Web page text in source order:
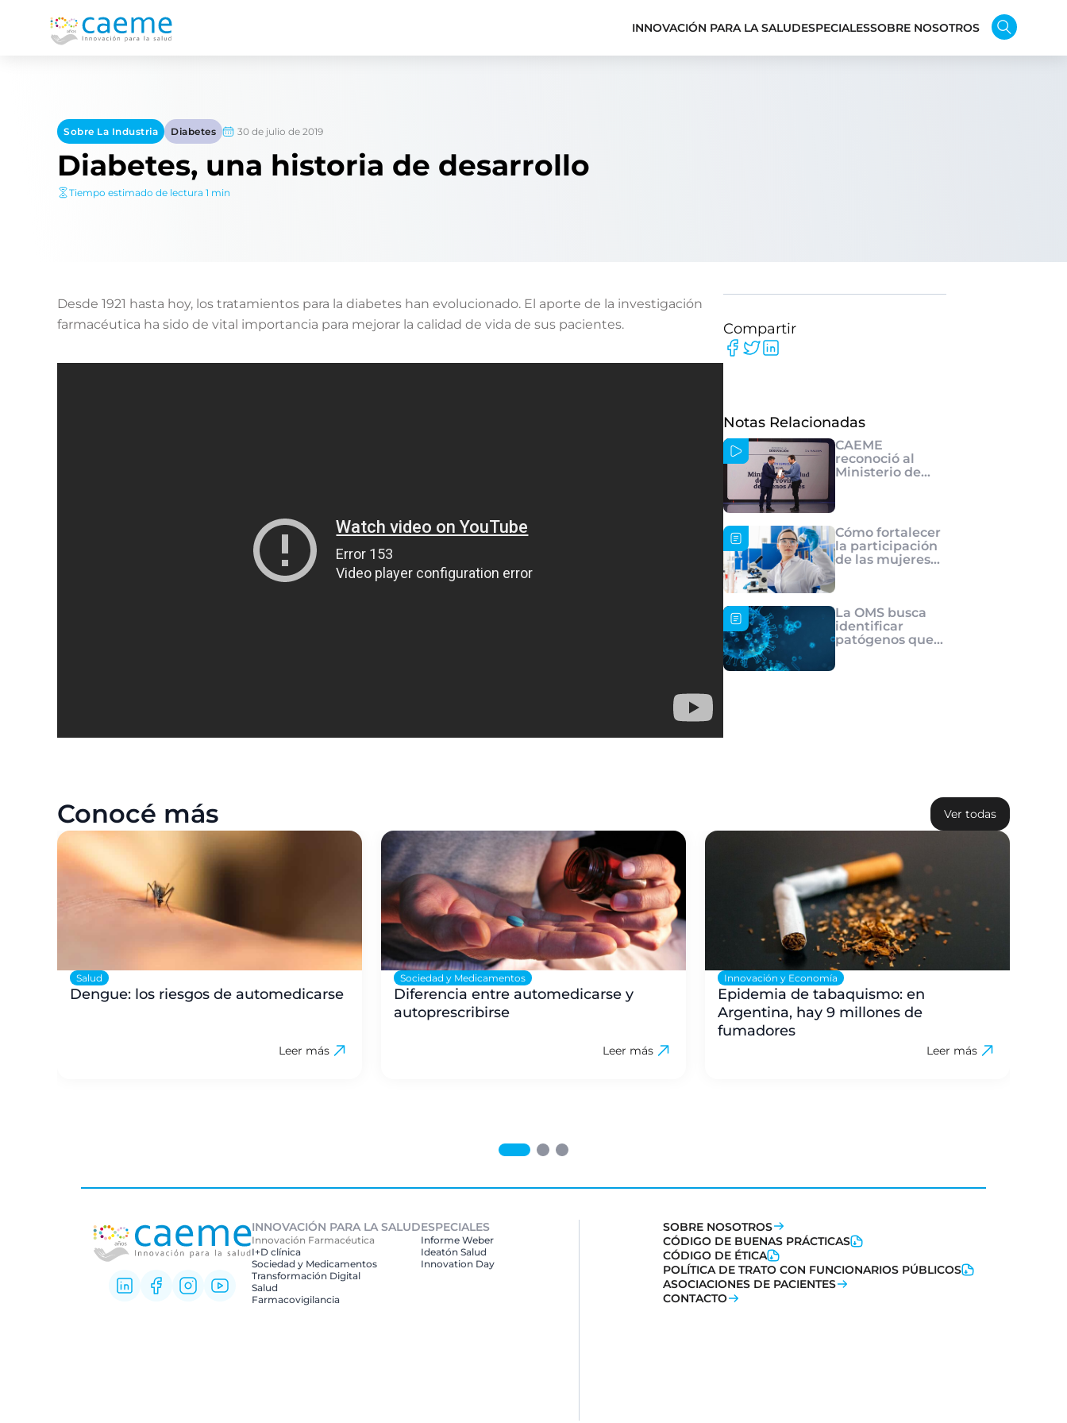
INNOVACIÓN PARA LA SALUDESPECIALESSOBRE NOSOTROS
Sobre La Industria Diabetes 30 de julio de 2019
Diabetes, una historia de desarrollo
Tiempo estimado de lectura 1 min
Desde 1921 hasta hoy, los tratamientos para la diabetes han evolucionado. El aporte de la investigación
farmacéutica ha sido de vital importancia para mejorar la calidad de vida de sus pacientes.
Compartir
Notas Relacionadas
CAEME
reconoció al
Ministerio de
provincia de
Buenos Aires por
su impulso a la
investigación en
salud
Cómo fortalecer
la participación
de las mujeres
en la ciencia
La OMS busca
identificar
patógenos que
potencial de
Conocé más Ver todas
Salud
Dengue: los riesgos de automedicarse
Leer más
Sociedad y Medicamentos
Diferencia entre automedicarse y
autoprescribirse
Leer más
Innovación y Economía
Epidemia de tabaquismo: en
Argentina, hay 9 millones de
fumadores
Leer más
INNOVACIÓN PARA LA SALUD
Innovación Farmacéutica
I+D clínica
Sociedad y Medicamentos
Transformación Digital
Salud
Farmacovigilancia
ESPECIALES
Informe Weber
Ideatón Salud
Innovation Day
SOBRE NOSOTROS
CÓDIGO DE BUENAS PRÁCTICAS
CÓDIGO DE ÉTICA
POLÍTICA DE TRATO CON FUNCIONARIOS PÚBLICOS
ASOCIACIONES DE PACIENTES
CONTACTO